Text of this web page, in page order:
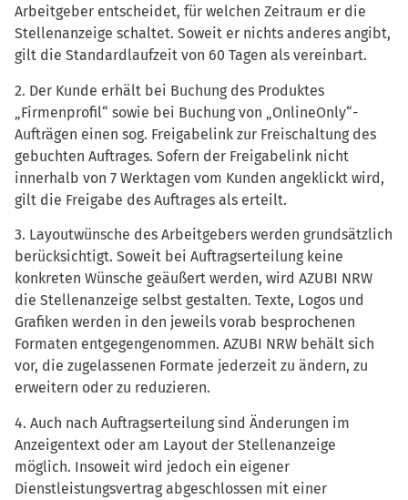
Arbeitgeber entscheidet, für welchen Zeitraum er die
Stellenanzeige schaltet. Soweit er nichts anderes angibt,
gilt die Standardlaufzeit von 60 Tagen als vereinbart.
2. Der Kunde erhält bei Buchung des Produktes
„Firmenprofil“ sowie bei Buchung von „OnlineOnly“-
Aufträgen einen sog. Freigabelink zur Freischaltung des
gebuchten Auftrages. Sofern der Freigabelink nicht
innerhalb von 7 Werktagen vom Kunden angeklickt wird,
gilt die Freigabe des Auftrages als erteilt.
3. Layoutwünsche des Arbeitgebers werden grundsätzlich
berücksichtigt. Soweit bei Auftragserteilung keine
konkreten Wünsche geäußert werden, wird AZUBI NRW
die Stellenanzeige selbst gestalten. Texte, Logos und
Grafiken werden in den jeweils vorab besprochenen
Formaten entgegengenommen. AZUBI NRW behält sich
vor, die zugelassenen Formate jederzeit zu ändern, zu
erweitern oder zu reduzieren.
4. Auch nach Auftragserteilung sind Änderungen im
Anzeigentext oder am Layout der Stellenanzeige
möglich. Insoweit wird jedoch ein eigener
Dienstleistungsvertrag abgeschlossen mit einer